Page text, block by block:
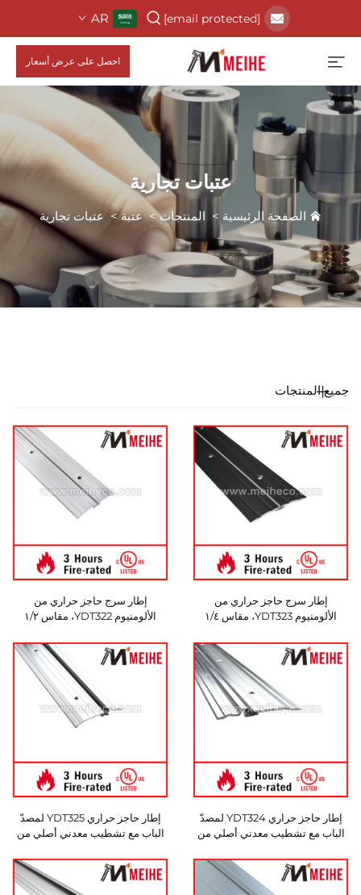
[email protected]
AR
احصل على عرض أسعار
عتبات تجارية
الصفحة الرئيسية > المنتجات>عتبة> عتبات تجارية
جميع المنتجات
إطار سرج حاجز حراري من
الألومنيوم YDT323، مقاس ١/٤
حراري
إطار سرج حاجز حراري من
الألومنيوم YDT322، مقاس ١/٢
حراري
إطار حاجز حراري YDT324 لمصدّ
الباب مع تشطيب معدني أصلي من
بوصة، إطار حاجز حراري لتصميم
الأبواب العصرية مع براغي تثبيت
إطار حاجز حراري YDT325 لمصدّ
الباب مع تشطيب معدني أصلي من
بوصة، حاجز حراري لتصميم الأبواب
العصرية